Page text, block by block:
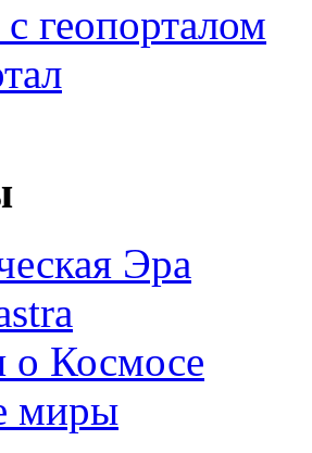
геопорталом
Эра
о Космосе
миры